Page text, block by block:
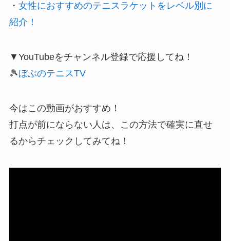
・ 女性におすすめのテニスラケットをレベル別に
紹介！
▼YouTubeをチャンネル登録で応援してね！
🎾ぼぶのテニスTV
今はこの動画がおすすめ！
打点が前にならない人は、この方法で確実に直せ
るからチェックしてみてね！